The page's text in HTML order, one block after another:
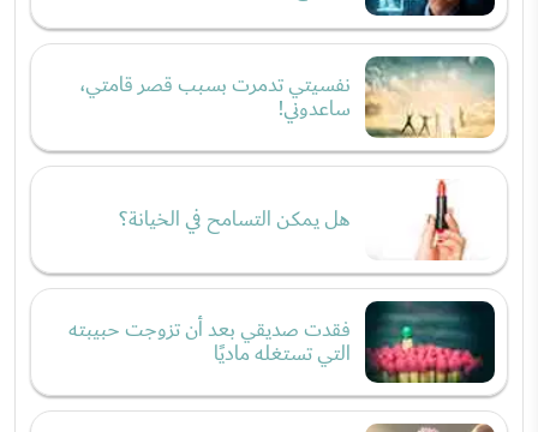
نفسيتي تدمرت بسبب قصر قامتي،
ساعدوني!
هل يمكن التسامح في الخيانة؟
فقدت صديقي بعد أن تزوجت حبيبته
التي تستغله ماديًا